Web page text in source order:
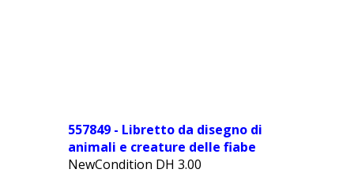
557849 - Libretto da disegno di
animali e creature delle fiabe
NewCondition DH 3.00